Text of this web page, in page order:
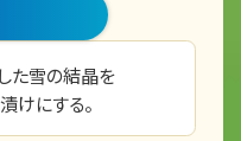
た雪の結晶を
にする。